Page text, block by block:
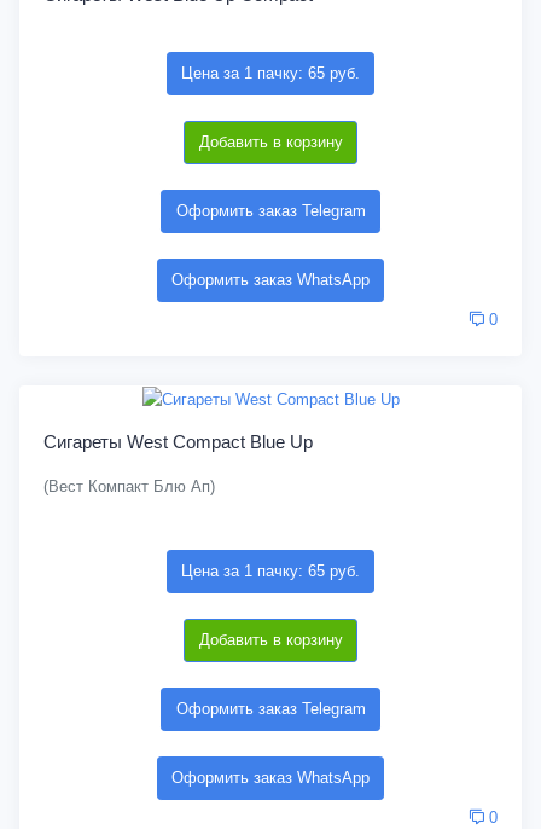
Цена за 1 пачку: 65 руб.
Добавить в корзину
Оформить заказ Telegram
Оформить заказ WhatsApp
0
Сигареты West Compact Blue Up
(Вест Компакт Блю Ап)
Цена за 1 пачку: 65 руб.
Добавить в корзину
Оформить заказ Telegram
Оформить заказ WhatsApp
0